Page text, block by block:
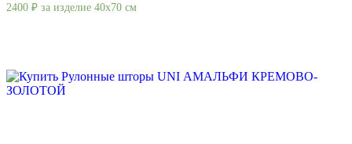
2400 ₽ за изделие 40х70 см